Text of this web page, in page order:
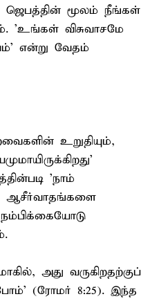
மூலம் நீங்கள்
'உங்கள் விசுவாசமே
என்று வேதம்
உறுதியும்,
'நாம்
ஆசீர்வாதங்களை
அது வருகிறதற்குப்
(ரோமர் 8:25). இந்த